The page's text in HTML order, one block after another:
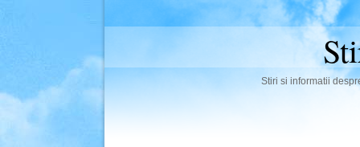
Stiri si informatii